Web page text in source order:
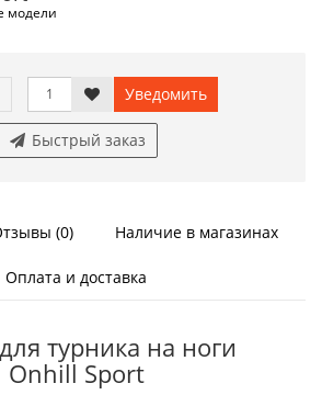
модели
Уведомить
Быстрый заказ
(0) Наличие в магазинах
Оплата и доставка
турника на ноги
Onhill Sport